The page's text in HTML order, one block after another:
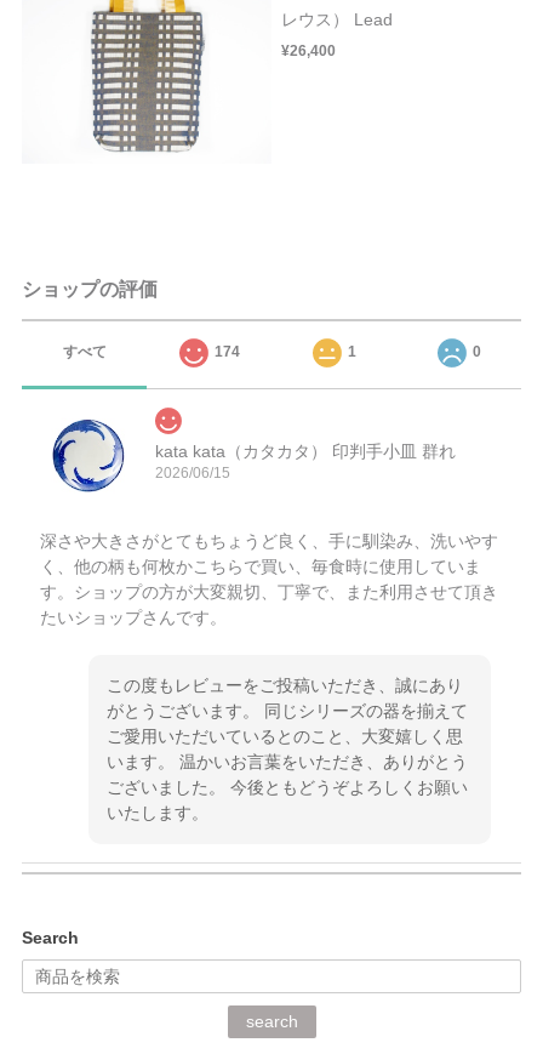
レウス） Lead
¥26,400
ショップの評価
すべて 174 1 0
kata kata（カタカタ） 印判手小皿 群れ
2026/06/15
深さや大きさがとてもちょうど良く、手に馴染み、洗いやす
く、他の柄も何枚かこちらで買い、毎食時に使用していま
す。ショップの方が大変親切、丁寧で、また利用させて頂き
たいショップさんです。
この度もレビューをご投稿いただき、誠にあり
がとうございます。 同じシリーズの器を揃えて
ご愛用いただいているとのこと、大変嬉しく思
います。 温かいお言葉をいただき、ありがとう
ございました。 今後ともどうぞよろしくお願い
いたします。
深さや大きさがとてもちょうど良く、手に馴染み、洗いやす
く、他の柄も何枚かこちらで買い、毎食時に使用していま
Search
search